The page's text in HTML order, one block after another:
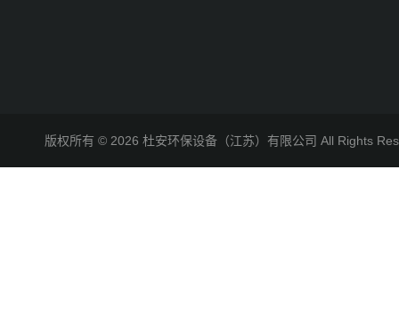
版权所有 © 2026 杜安环保设备（江苏）有限公司 All Rights